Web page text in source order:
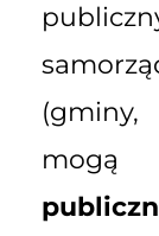
(gminy,